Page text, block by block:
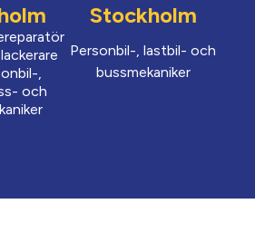
Stockholm
,
och
Personbil-, lastbil- och
bussmekaniker